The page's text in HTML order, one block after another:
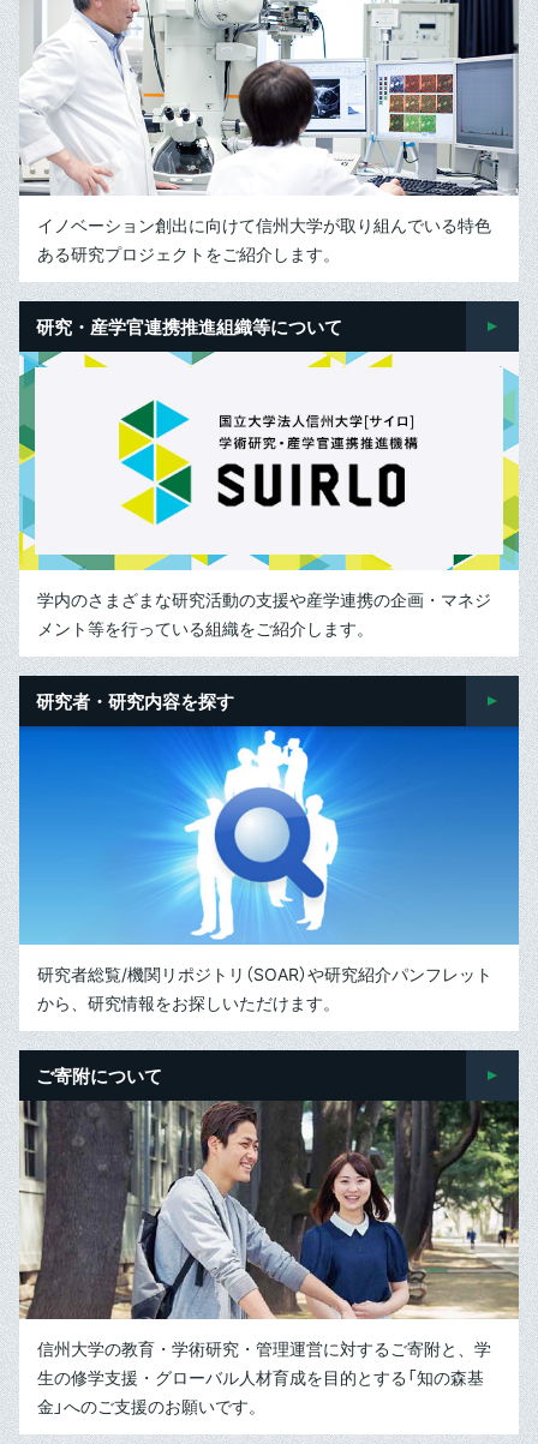
イノベーション創出に向けて信州大学が取り組んでいる特色
ある研究プロジェクトをご紹介します。
研究・産学官連携推進組織等について
学内のさまざまな研究活動の支援や産学連携の企画・マネジ
メント等を行っている組織をご紹介します。
研究者・研究内容を探す
研究者総覧/機関リポジトリ（SOAR）や研究紹介パンフレット
から、研究情報をお探しいただけます。
ご寄附について
信州大学の教育・学術研究・管理運営に対するご寄附と、学
生の修学支援・グローバル人材育成を目的とする「知の森基
金」へのご支援のお願いです。